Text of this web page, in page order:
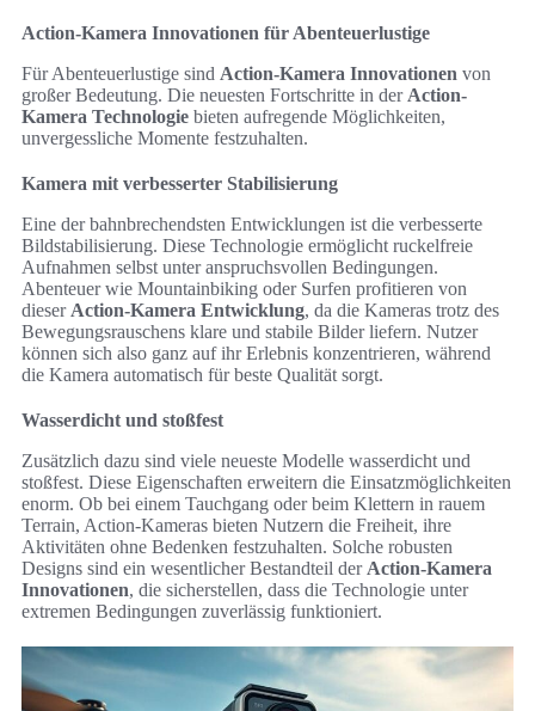
Action-Kamera Innovationen für Abenteuerlustige
Für Abenteuerlustige sind Action-Kamera Innovationen von
großer Bedeutung. Die neuesten Fortschritte in der Action-
Kamera Technologie bieten aufregende Möglichkeiten,
unvergessliche Momente festzuhalten.
Kamera mit verbesserter Stabilisierung
Eine der bahnbrechendsten Entwicklungen ist die verbesserte
Bildstabilisierung. Diese Technologie ermöglicht ruckelfreie
Aufnahmen selbst unter anspruchsvollen Bedingungen.
Abenteuer wie Mountainbiking oder Surfen profitieren von
dieser Action-Kamera Entwicklung, da die Kameras trotz des
Bewegungsrauschens klare und stabile Bilder liefern. Nutzer
können sich also ganz auf ihr Erlebnis konzentrieren, während
die Kamera automatisch für beste Qualität sorgt.
Wasserdicht und stoßfest
Zusätzlich dazu sind viele neueste Modelle wasserdicht und
stoßfest. Diese Eigenschaften erweitern die Einsatzmöglichkeiten
enorm. Ob bei einem Tauchgang oder beim Klettern in rauem
Terrain, Action-Kameras bieten Nutzern die Freiheit, ihre
Aktivitäten ohne Bedenken festzuhalten. Solche robusten
Designs sind ein wesentlicher Bestandteil der Action-Kamera
Innovationen, die sicherstellen, dass die Technologie unter
extremen Bedingungen zuverlässig funktioniert.